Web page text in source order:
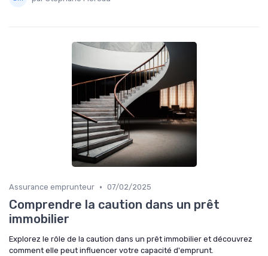
Assurance emprunteur • 07/02/2025
Comprendre la caution dans un prêt
immobilier
Explorez le rôle de la caution dans un prêt immobilier et découvrez
comment elle peut influencer votre capacité d'emprunt.